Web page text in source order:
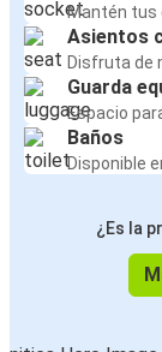
Mantén tus
Asientos
Disfruta de
Guarda
Espacio
Baños
Disponible
¿Es la